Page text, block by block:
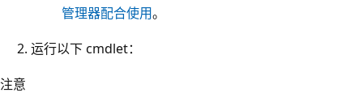
管理器配合使用。
运行以下 cmdlet：
注意